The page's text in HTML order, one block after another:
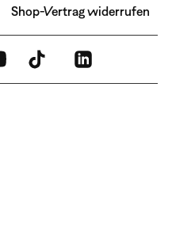
Shop-Vertrag widerrufen